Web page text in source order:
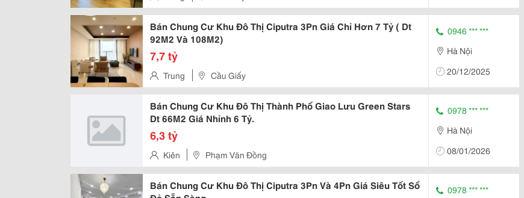
Bán Chung Cư Khu Đô Thị Ciputra 3Pn Giá Chỉ Hơn 7 Tỷ ( Dt
92M2 Và 108M2)
7,7 tỷ
Trung Cầu Giấy
0946 *** ***
Hà Nội
20/12/2025
Bán Chung Cư Khu Đô Thị Thành Phố Giao Lưu Green Stars
Dt 66M2 Giá Nhỉnh 6 Tỷ.
6,3 tỷ
Kiên Phạm Văn Đồng
0978 *** ***
Hà Nội
08/01/2026
Bán Chung Cư Khu Đô Thị Ciputra 3Pn Và 4Pn Giá Siêu Tốt Sổ
0978 *** ***